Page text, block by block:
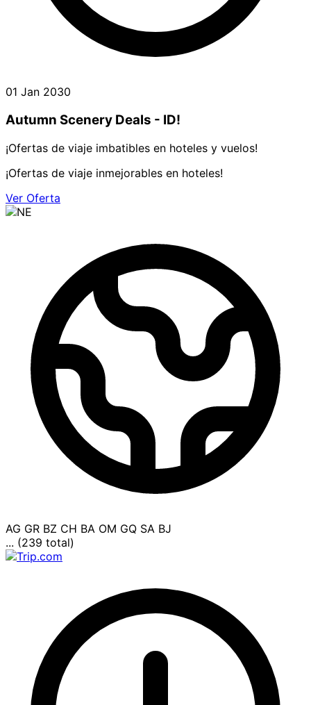
01 Jan 2030
Autumn Scenery Deals - ID!
¡Ofertas de viaje imbatibles en hoteles y vuelos!
¡Ofertas de viaje inmejorables en hoteles!
Ver Oferta
AG GR BZ CH BA OM GQ SA BJ
... (239 total)